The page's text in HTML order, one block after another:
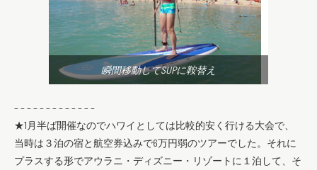
瞬間移動してSUPに鞍替え
– – – – – – – – – – – – –
★1月半ば開催なのでハワイとしては比較的安く行ける大会で、
当時は３泊の宿と航空券込みで6万円弱のツアーでした。それに
プラスする形でアウラニ・ディズニー・リゾートに１泊して、そ